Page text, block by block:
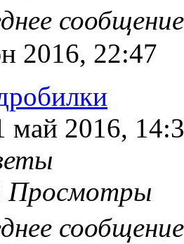
2016, 22:47
май 2016,
Просмотры